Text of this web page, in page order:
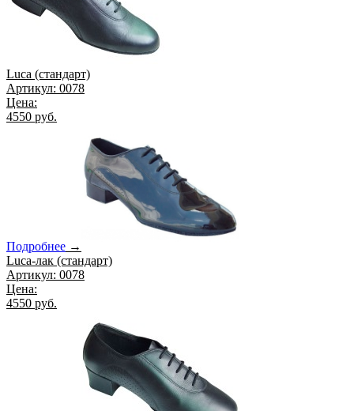
Luca (стандарт)
Артикул: 0078
Цена:
4550 руб.
Подробнее →
Luca-лак (стандарт)
Артикул: 0078
Цена:
4550 руб.